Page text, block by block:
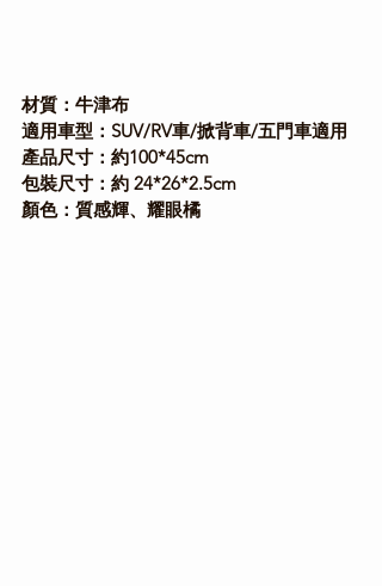
材質：牛津布
適用車型：SUV/RV車/掀背車/五門車適用
產品尺寸：約100*45cm
包裝尺寸：約 24*26*2.5cm
顏色：質感輝、耀眼橘